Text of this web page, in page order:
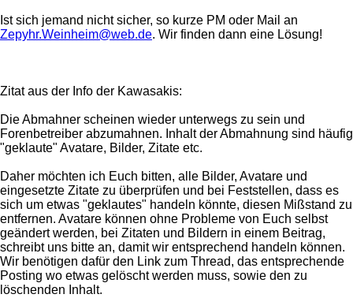
Ist sich jemand nicht sicher, so kurze PM oder Mail an
Zepyhr.Weinheim@web.de. Wir finden dann eine Lösung!
Zitat aus der Info der Kawasakis:
Die Abmahner scheinen wieder unterwegs zu sein und
Forenbetreiber abzumahnen. Inhalt der Abmahnung sind häufig
"geklaute" Avatare, Bilder, Zitate etc.
Daher möchten ich Euch bitten, alle Bilder, Avatare und
eingesetzte Zitate zu überprüfen und bei Feststellen, dass es
sich um etwas "geklautes" handeln könnte, diesen Mißstand zu
entfernen. Avatare können ohne Probleme von Euch selbst
geändert werden, bei Zitaten und Bildern in einem Beitrag,
schreibt uns bitte an, damit wir entsprechend handeln können.
Wir benötigen dafür den Link zum Thread, das entsprechende
Posting wo etwas gelöscht werden muss, sowie den zu
löschenden Inhalt.